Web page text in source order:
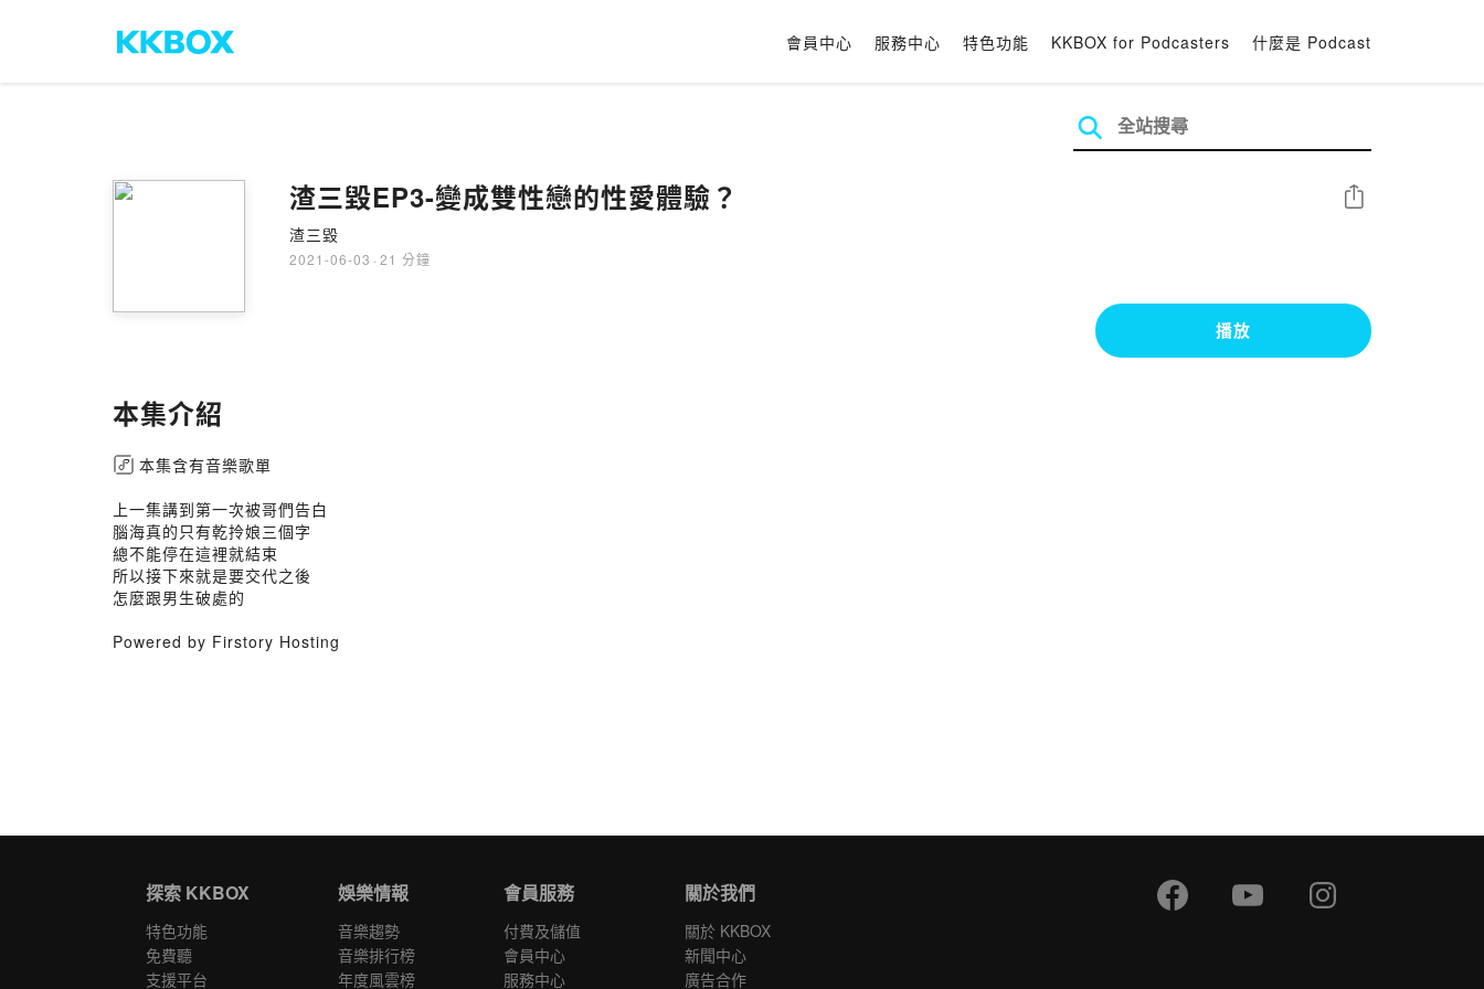
會員中心 服務中心 特色功能 KKBOX for Podcasters 什麼是 Podcast
渣三毀EP3-變成雙性戀的性愛體驗？
渣三毀
2021-06-03 · 21 分鐘
分享
播放
本集介紹
本集含有音樂歌單
上一集講到第一次被哥們告白
腦海真的只有乾拎娘三個字
總不能停在這裡就結束
所以接下來就是要交代之後
怎麼跟男生破處的
Powered by Firstory Hosting
探索 KKBOX
特色功能
免費聽
支援平台
娛樂情報
音樂趨勢
音樂排行榜
年度風雲榜
會員服務
付費及儲值
會員中心
服務中心
關於我們
關於 KKBOX
新聞中心
廣告合作